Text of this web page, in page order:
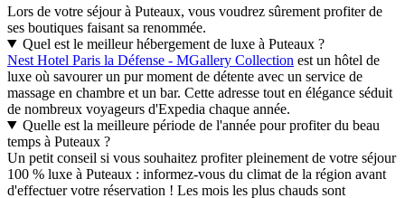
Lors de votre séjour à Puteaux, vous voudrez sûrement profiter de
ses boutiques faisant sa renommée.
Quel est le meilleur hébergement de luxe à Puteaux ?
Nest Hotel Paris la Défense - MGallery Collection est un hôtel de
luxe où savourer un pur moment de détente avec un service de
massage en chambre et un bar. Cette adresse tout en élégance séduit
de nombreux voyageurs d'Expedia chaque année.
Quelle est la meilleure période de l'année pour profiter du beau
temps à Puteaux ?
Un petit conseil si vous souhaitez profiter pleinement de votre séjour
100 % luxe à Puteaux : informez-vous du climat de la région avant
d'effectuer votre réservation ! Les mois les plus chauds sont